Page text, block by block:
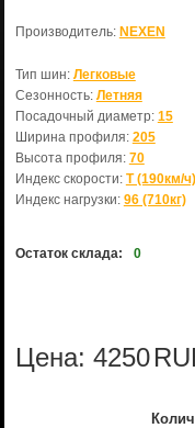
Производитель: NEXEN
Тип шин: Легковые
Сезонность: Летняя
Посадочный диаметр: 15
Ширина профиля: 205
Высота профиля: 70
Индекс скорости: T (190км/ч)
Индекс нагрузки: 96 (710кг)
Остаток склада: 0
Цена: 4250